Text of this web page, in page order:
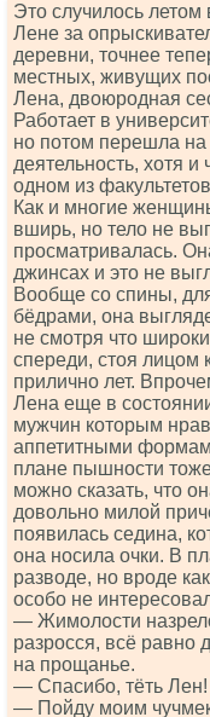
Это случилось летом
Лене за
деревни, точнее
местных, живущих
Лена, двоюродная
Работает в
но потом перешла на
деятельность, хотя
одном из
Как и многие
вширь, но тело не
просматривалась.
джинсах и это не
Вообще со спины,
бёдрами, она
не смотря что
спереди, стоя лицом
прилично лет.
Лена еще в
мужчин которым
аппетитными
плане пышности
можно сказать, что
довольно милой
появилась седина,
она носила очки. В
разводе, но вроде
особо не
— Жимолости
разросся, всё равно
на прощанье.
— Спасибо, тёть Лен!
— Пойду моим